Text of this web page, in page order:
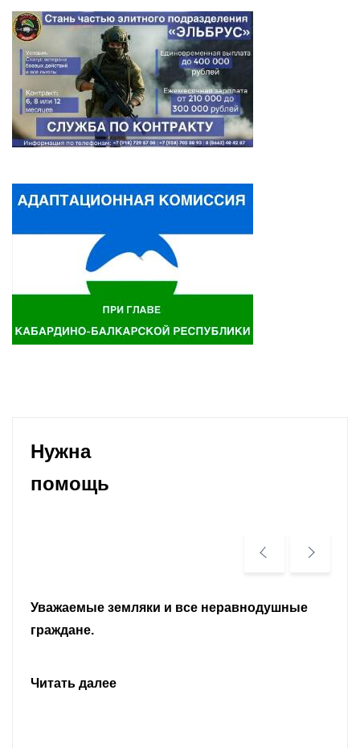
Нужна
помощь
Уважаемые земляки и все неравнодушные
граждане.
Читать далее